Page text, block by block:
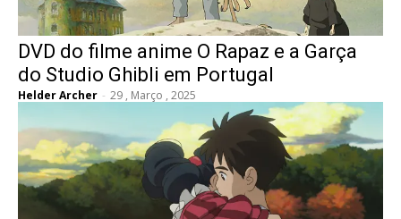
DVD do filme anime O Rapaz e a Garça
do Studio Ghibli em Portugal
Helder Archer - 29 , Março , 2025